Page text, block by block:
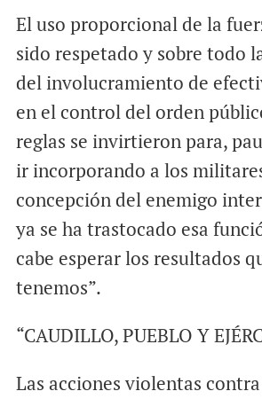
El uso proporcional de la
sido respetado y sobre todo
del involucramiento de
en el control del orden
reglas se invirtieron para,
ir incorporando a los
concepción del enemigo
ya se ha trastocado esa
cabe esperar los resultados
tenemos”.
“CAUDILLO, PUEBLO Y
Las acciones violentas